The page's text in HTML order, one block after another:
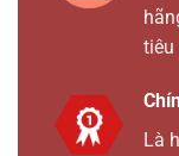
tiêu
Là